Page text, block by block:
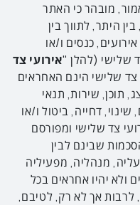
מובהר כי האתר
היתר, לתווך בין
כנסים ו/או
שלישי (להלן "אירועי צד
צד שלישי הינם האחראים
תוכן, שירות, תנאי
דחייה, ביטול ו/או
צד שלישי ומפורסם
שבינם לבין
מנהליה, מפעיליה
ולא יהיו אחראים בכל
לרבות אך לא רק, לטיבם,